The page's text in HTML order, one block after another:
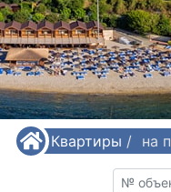
/ Квартиры /
Квартира на